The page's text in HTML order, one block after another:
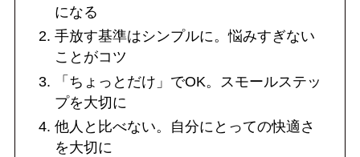
になる
手放す基準はシンプルに。悩みすぎない
ことがコツ
「ちょっとだけ」でOK。スモールステッ
プを大切に
他人と比べない。自分にとっての快適さ
を大切に